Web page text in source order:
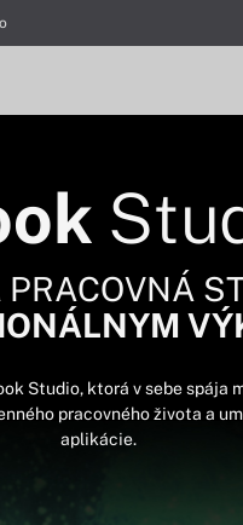
Studio, ktorá v sebe spája
pracovného života a
aplikácie.